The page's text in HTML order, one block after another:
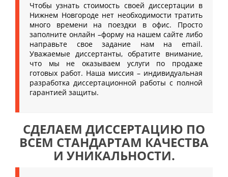
Чтобы узнать стоимость своей диссертации в
Нижнем Новгороде нет необходимости тратить
много времени на поездки в офис. Просто
заполните онлайн –форму на нашем сайте либо
направьте свое задание нам на email.
Уважаемые диссертанты, обратите внимание,
что мы не оказываем услуги по продаже
готовых работ. Наша миссия – индивидуальная
разработка диссертационной работы с полной
гарантией защиты.
СДЕЛАЕМ ДИССЕРТАЦИЮ ПО
ВСЕМ СТАНДАРТАМ КАЧЕСТВА
И УНИКАЛЬНОСТИ.